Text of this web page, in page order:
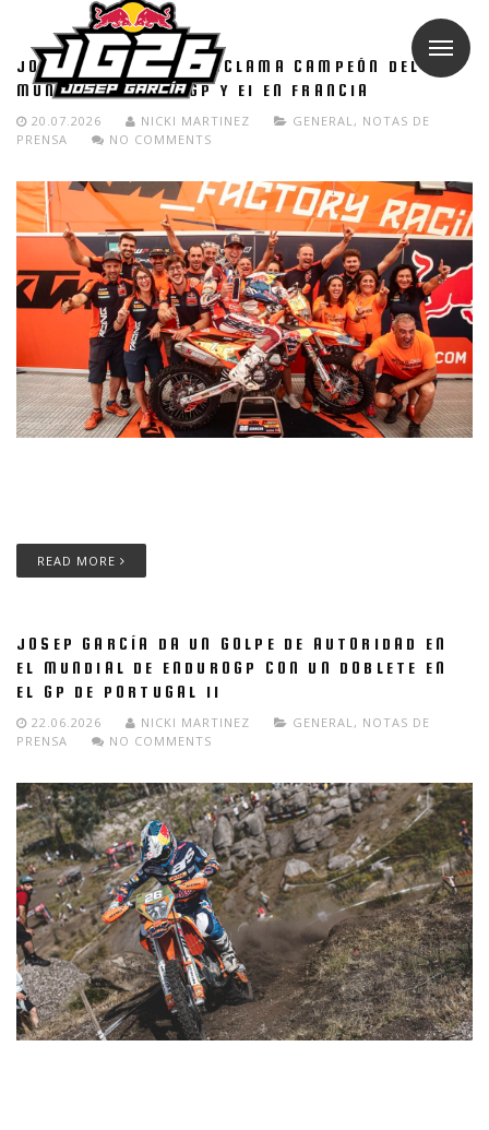
JOSEP GARCÍA SE PROCLAMA CAMPEÓN DEL
MUNDO DE ENDUROGP Y E1 EN FRANCIA
20.07.2026 NICKI MARTINEZ GENERAL, NOTAS DE
PRENSA
NO COMMENTS
READ MORE
JOSEP GARCÍA DA UN GOLPE DE AUTORIDAD EN
EL MUNDIAL DE ENDUROGP CON UN DOBLETE EN
EL GP DE PORTUGAL II
22.06.2026 NICKI MARTINEZ GENERAL, NOTAS DE
PRENSA
NO COMMENTS